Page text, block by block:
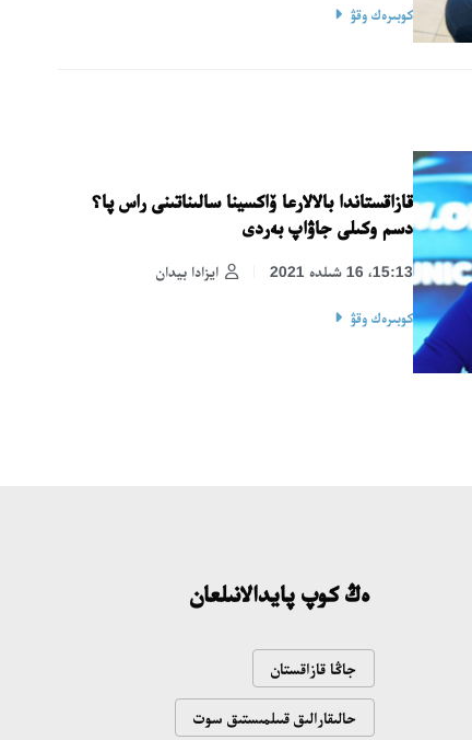
كوبىرەك وقۋ
قازاقستاندا بالالارعا ۆاكسينا سالىناتىنى راس پا؟
دسم وكىلى جاۋاپ بەردى
ايزادا بيدان 15:13، 16 شىلدە 2021
كوبىرەك وقۋ
ەڭ كوپ پايدالانىلعان
جاڭا قازاقستان
حالىقارالىق قىىلمىستىق سوت